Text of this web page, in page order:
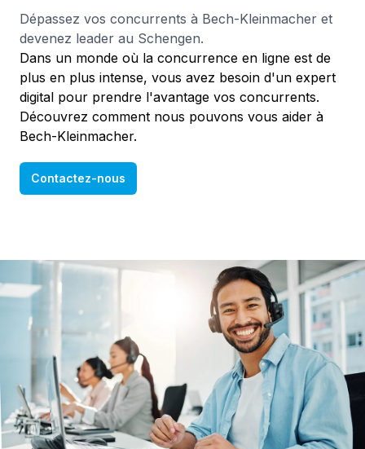
Dépassez vos concurrents à Bech-Kleinmacher et
devenez leader au Schengen.
Dans un monde où la concurrence en ligne est de
plus en plus intense, vous avez besoin d'un expert
digital pour prendre l'avantage vos concurrents.
Découvrez comment nous pouvons vous aider à
Bech-Kleinmacher.
Contactez-nous